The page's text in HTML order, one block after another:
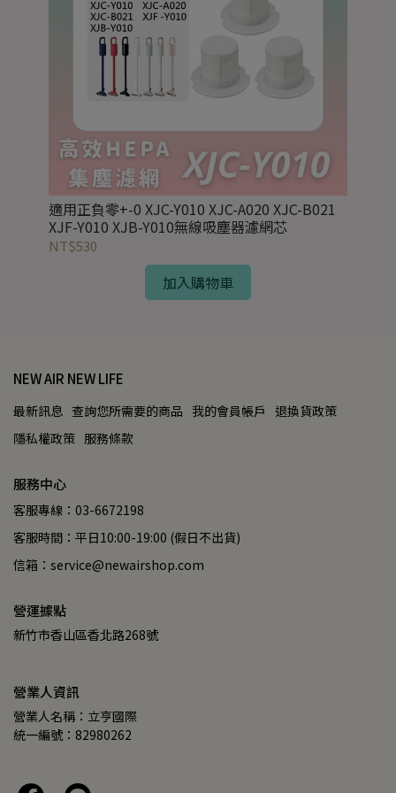
適用正負零+-0 XJC-Y010 XJC-A020 XJC-B021
XJF-Y010 XJB-Y010無線吸塵器濾網芯
NT$530
加入購物車
NEW AIR NEW LIFE
最新訊息 查詢您所需要的商品 我的會員帳戶
退換貨政策
隱私權政策 服務條款
服務中心
客服專線：03-6672198
客服時間：平日10:00-19:00 (假日不出貨)
信箱：service@newairshop.com
營運據點
新竹市香山區香北路268號
營業人資訊
營業人名稱：立亨國際
統一編號：82980262